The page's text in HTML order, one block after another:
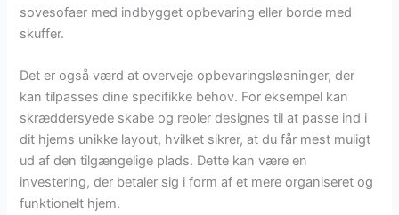
sovesofaer med indbygget opbevaring eller borde med
skuffer.
Det er også værd at overveje opbevaringsløsninger, der
kan tilpasses dine specifikke behov. For eksempel kan
skræddersyede skabe og reoler designes til at passe ind i
dit hjems unikke layout, hvilket sikrer, at du får mest muligt
ud af den tilgængelige plads. Dette kan være en
investering, der betaler sig i form af et mere organiseret og
funktionelt hjem.